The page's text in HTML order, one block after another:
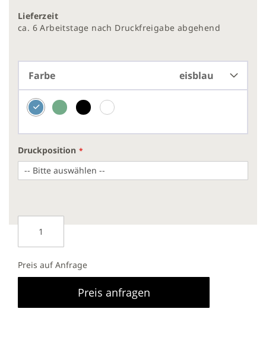
Lieferzeit
ca. 6 Arbeitstage nach Druckfreigabe abgehend
Farbe eisblau
Druckposition
Preis auf Anfrage
Preis anfragen